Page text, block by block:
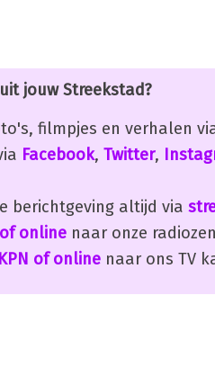
jouw Streekstad?
filmpjes en verhalen
Facebook, Twitter,
berichtgeving altijd via
online naar onze
of online naar ons TV